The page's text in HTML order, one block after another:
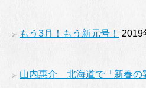
もう3月！もう新元号！ 2019
山内惠介 北海道で「新春の